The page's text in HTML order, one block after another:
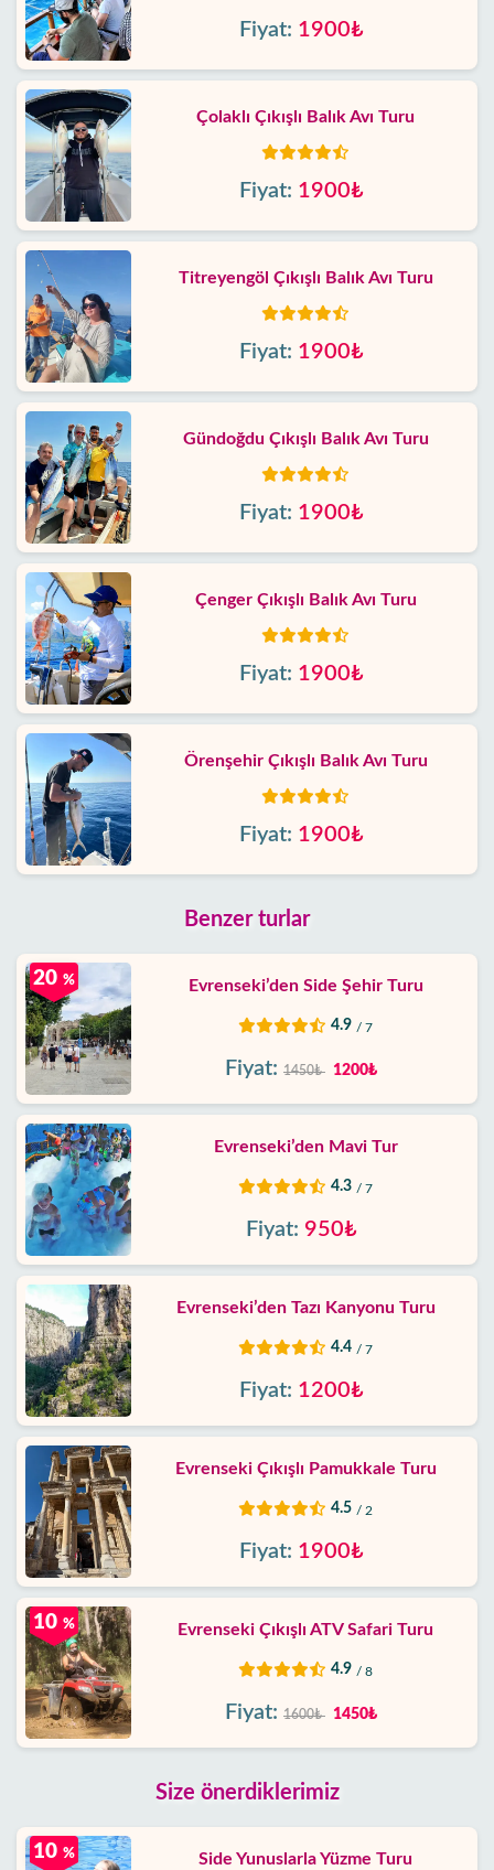
Fiyat: 1900₺
Çolaklı Çıkışlı Balık Avı Turu
Fiyat: 1900₺
Titreyengöl Çıkışlı Balık Avı Turu
Fiyat: 1900₺
Gündoğdu Çıkışlı Balık Avı Turu
Fiyat: 1900₺
Çenger Çıkışlı Balık Avı Turu
Fiyat: 1900₺
Örenşehir Çıkışlı Balık Avı Turu
Fiyat: 1900₺
Benzer turlar
Evrenseki’den Side Şehir Turu
4.9 / 7
20 %
Fiyat: 1450₺ 1200₺
Evrenseki’den Mavi Tur
4.3 / 7
Fiyat: 950₺
Evrenseki’den Tazı Kanyonu Turu
4.4 / 7
Fiyat: 1200₺
Evrenseki Çıkışlı Pamukkale Turu
4.5 / 2
Fiyat: 1900₺
Evrenseki Çıkışlı ATV Safari Turu
4.9 / 8
10 %
Fiyat: 1600₺ 1450₺
Size önerdiklerimiz
Side Yunuslarla Yüzme Turu
10 %